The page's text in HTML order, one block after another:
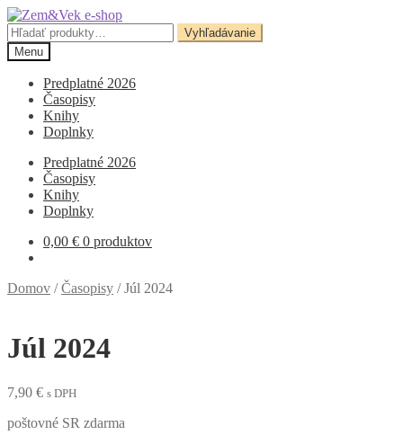
Preskočiť
na
navigáciu
Preskočiť
na
obsah
Hľadať:
Vyhľadávanie
Menu
Predplatné 2026
Časopisy
Knihy
Doplnky
Predplatné 2026
Časopisy
Knihy
Doplnky
0,00 € 0 produktov
Domov /Časopisy /Júl 2024
Júl 2024
7,90 € s DPH
poštovné SR zdarma